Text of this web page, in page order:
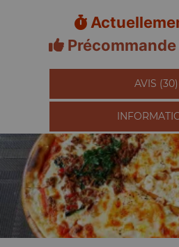
Précommande
AVIS (30)